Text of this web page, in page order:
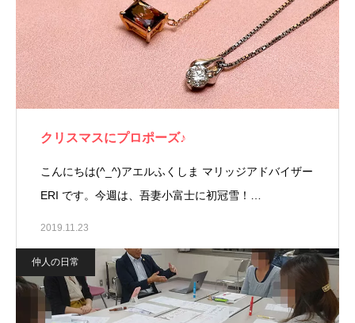
クリスマスにプロポーズ♪
こんにちは(^_^)アエルふくしま マリッジアドバイザー
ERI です。今週は、吾妻小富士に初冠雪！…
2019.11.23
仲人の日常